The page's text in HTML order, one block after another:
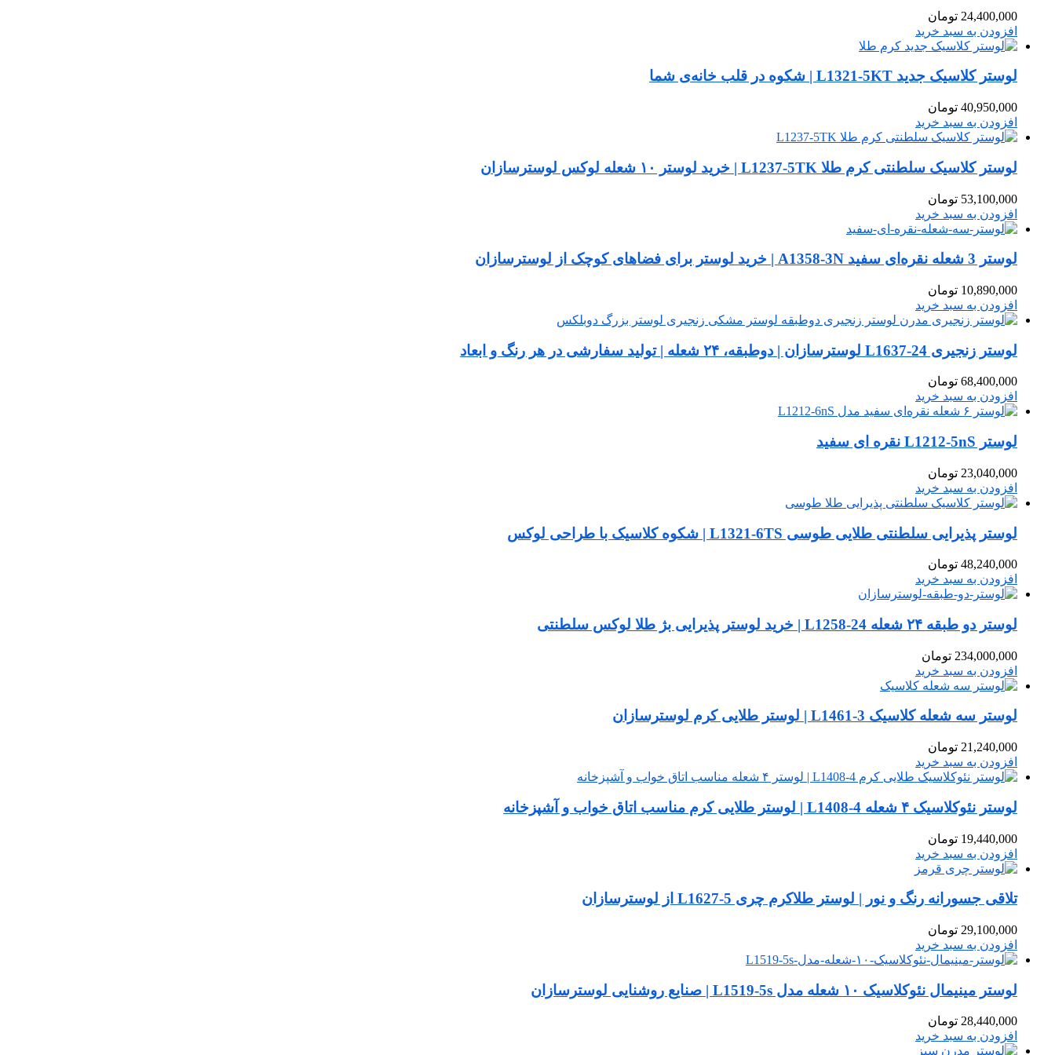
24,400,000 تومان
افزودن به سبد خرید
لوستر کلاسیک جدید L1321-5KT | شکوه در قلب خانه‌ی شما
40,950,000 تومان
افزودن به سبد خرید
لوستر کلاسیک سلطنتی کرم طلا L1237-5TK | خرید لوستر ۱۰ شعله لوکس لوسترسازان
53,100,000 تومان
افزودن به سبد خرید
لوستر 3 شعله نقره‌ای سفید A1358-3N | خرید لوستر برای فضاهای کوچک از لوسترسازان
10,890,000 تومان
افزودن به سبد خرید
لوستر زنجیری L1637-24 لوسترسازان | دوطبقه، ۲۴ شعله | تولید سفارشی در هر رنگ و ابعاد
68,400,000 تومان
افزودن به سبد خرید
لوستر L1212-5nS نقره‌ ای سفید
23,040,000 تومان
افزودن به سبد خرید
لوستر پذیرایی سلطنتی طلایی طوسی L1321-6TS | شکوه کلاسیک با طراحی لوکس
48,240,000 تومان
افزودن به سبد خرید
لوستر دو طبقه ۲۴ شعله L1258-24 | خرید لوستر پذیرایی بژ طلا لوکس سلطنتی
234,000,000 تومان
افزودن به سبد خرید
لوستر سه شعله کلاسیک L1461-3 | لوستر طلایی کرم لوسترسازان
21,240,000 تومان
افزودن به سبد خرید
لوستر نئوکلاسیک ۴ شعله L1408-4 | لوستر طلایی کرم مناسب اتاق خواب و آشپزخانه
19,440,000 تومان
افزودن به سبد خرید
تلاقی جسورانه رنگ و نور | لوستر طلاکرم چری L1627-5 از لوسترسازان
29,100,000 تومان
افزودن به سبد خرید
لوستر مینیمال نئوکلاسیک ۱۰ شعله مدل L1519-5s | صنایع روشنایی لوسترسازان
28,440,000 تومان
افزودن به سبد خرید